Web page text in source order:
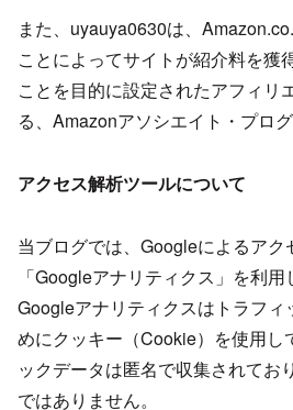
また、uyauya0630は、
ことによってサイトが紹介料を獲
ことを目的に設定されたアフィリ
る、Amazonアソシエイト・プロ
アクセス解析ツールについて
当ブログでは、Googleによるアク
「Googleアナリティクス」を利
Googleアナリティクスはトラフィ
めにクッキー（Cookie）を使用し
ックデータは匿名で収集されてお
ではありません。